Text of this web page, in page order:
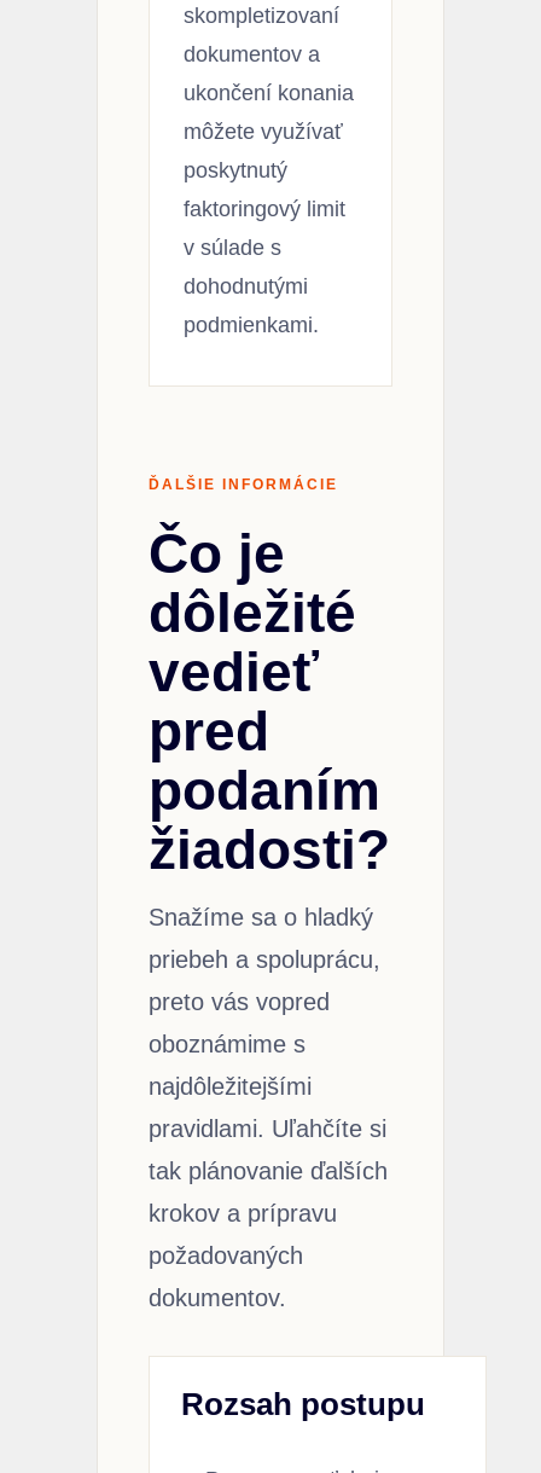
skompletizovaní
dokumentov a
ukončení konania
môžete využívať
poskytnutý
faktoringový limit
v súlade s
dohodnutými
podmienkami.
ĎALŠIE INFORMÁCIE
Čo je
dôležité
vedieť
pred
podaním
žiadosti?
Snažíme sa o hladký
priebeh a spoluprácu,
preto vás vopred
oboznámime s
najdôležitejšími
pravidlami. Uľahčíte si
tak plánovanie ďalších
krokov a prípravu
požadovaných
dokumentov.
Rozsah postupu